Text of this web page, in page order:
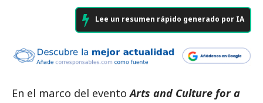
Lee un resumen rápido generado por IA
En el marco del eventoArts and Culture for a